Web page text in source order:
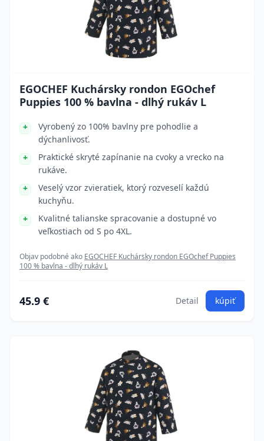
EGOCHEF Kuchársky rondon EGOchef
Puppies 100 % bavlna - dlhý rukáv L
Vyrobený zo 100% bavlny pre pohodlie a
dýchanlivosť.
Praktické skryté zapínanie na cvoky a vrecko na
rukáve.
Veselý vzor zvieratiek, ktorý rozveselí každú
kuchyňu.
Kvalitné talianske spracovanie a dostupné vo
veľkostiach od S po 4XL.
Objav podobné ako EGOCHEF Kuchársky rondon EGOchef Puppies
100 % bavlna - dlhý rukáv L
45.9 € Detail kúpiť